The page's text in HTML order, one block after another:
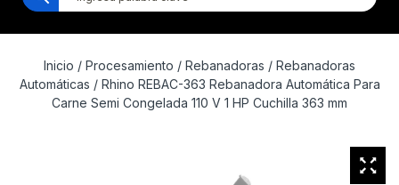
Inicio / Procesamiento / Rebanadoras / Rebanadoras
Automáticas / Rhino REBAC-363 Rebanadora Automática Para
Carne Semi Congelada 110 V 1 HP Cuchilla 363 mm